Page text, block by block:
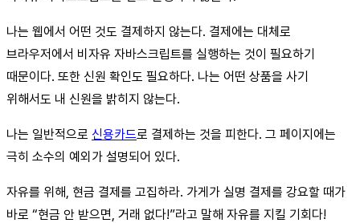
나는 웹에서 어떤 것도 결제하지 않는다. 결제에는 대체로
브라우저에서 비자유 자바스크립트를 실행하는 것이 필요하기
때문이다. 또한 신원 확인도 필요하다. 나는 어떤 상품을 사기
위해서도 내 신원을 밝히지 않는다.
나는 일반적으로 신용카드로 결제하는 것을 피한다. 그 페이지에는
극히 소수의 예외가 설명되어 있다.
자유를 위해, 현금 결제를 고집하라. 가게가 실명 결제를 강요할 때가
바로 “현금 안 받으면, 거래 없다!”라고 말해 자유를 지킬 기회다!